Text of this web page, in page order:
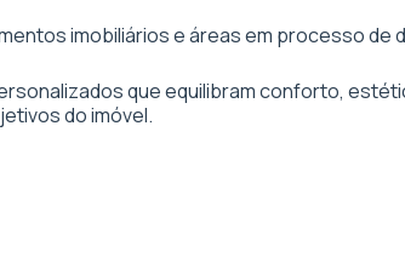
imobiliários e áreas em processo de
que equilibram conforto,
do imóvel.